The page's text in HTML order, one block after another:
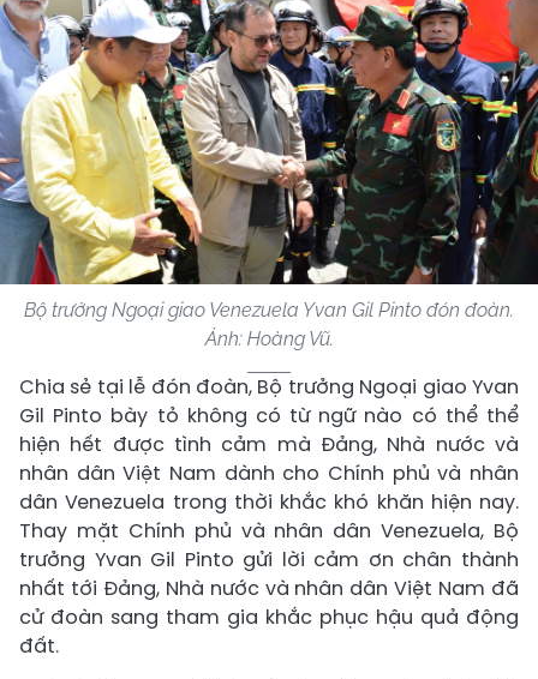
Bộ trưởng Ngoại giao Venezuela Yvan Gil Pinto đón đoàn.
Ảnh: Hoàng Vũ.
Chia sẻ tại lễ đón đoàn, Bộ trưởng Ngoại giao Yvan
Gil Pinto bày tỏ không có từ ngữ nào có thể thể
hiện hết được tình cảm mà Đảng, Nhà nước và
nhân dân Việt Nam dành cho Chính phủ và nhân
dân Venezuela trong thời khắc khó khăn hiện nay.
Thay mặt Chính phủ và nhân dân Venezuela, Bộ
trưởng Yvan Gil Pinto gửi lời cảm ơn chân thành
nhất tới Đảng, Nhà nước và nhân dân Việt Nam đã
cử đoàn sang tham gia khắc phục hậu quả động
đất.